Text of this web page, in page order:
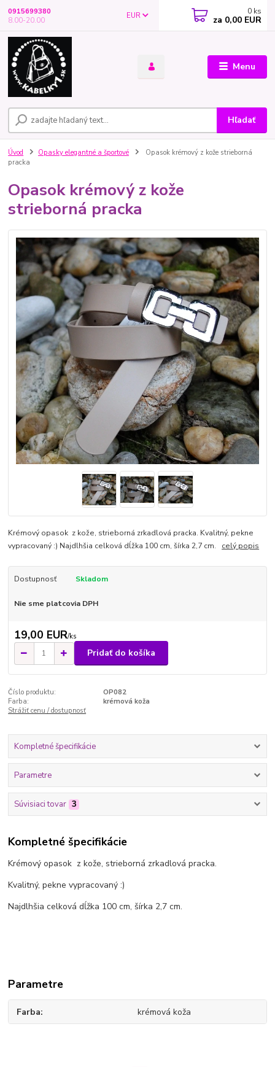
Menu
EUR
Hľadať
0915699380
8.00-20.00
0 ks
za 0,00 EUR
Úvod Opasky elegantné a športové
Opasok krémový z kože strieborná
pracka
Opasok krémový z kože
strieborná pracka
Krémový opasok z kože, strieborná zrkadlová pracka. Kvalitný, pekne
vypracovaný :) Najdlhšia celková dĺžka 100 cm, šírka 2,7 cm. celý popis
Dostupnosť Skladom
Nie sme platcovia DPH
19,00 EUR/ks
Pridať do košíka
Číslo produktu:
OP082
Farba:
krémová koža
Strážiť cenu / dostupnosť
Kompletné špecifikácie
Parametre
Súvisiaci tovar 3
Kompletné špecifikácie
Krémový opasok z kože, strieborná zrkadlová pracka.
Kvalitný, pekne vypracovaný :)
Najdlhšia celková dĺžka 100 cm, šírka 2,7 cm.
Parametre
Farba krémová koža